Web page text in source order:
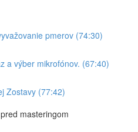
pmerov (74:30)
a výber mikrofónov. (67:40)
Zostavy (77:42)
masteringom